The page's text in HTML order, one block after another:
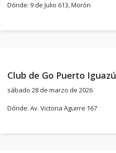
Dónde: 9 de Julio 613, Morón
Club de Go Puerto Iguazú
sábado 28 de marzo de 2026
Dónde: Av. Victoria Aguirre 167